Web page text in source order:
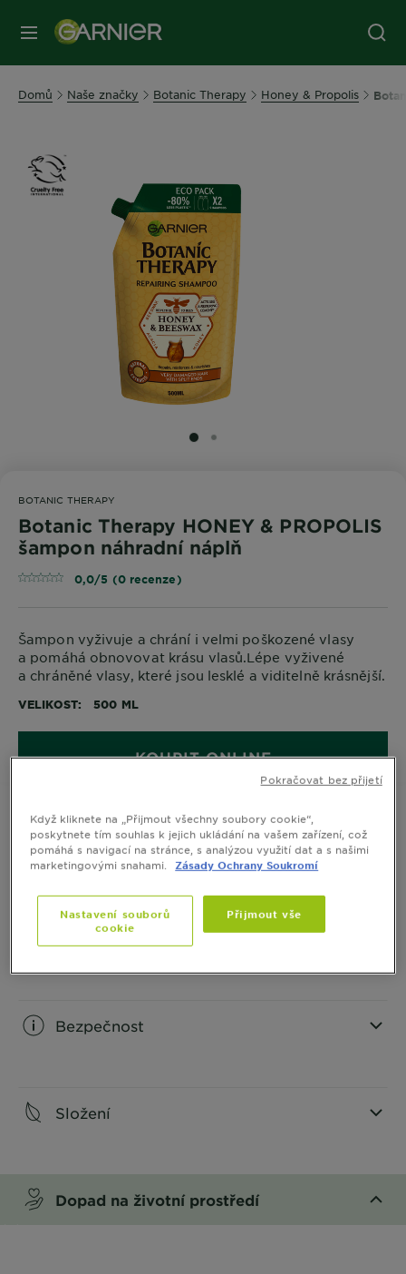
MENU
Domů Naše značky Botanic Therapy Honey & Propolis
SLIDE 1
SLIDE 2
BOTANIC THERAPY
Botanic Therapy HONEY & PROPOLIS
šampon náhradní náplň
0,0/5 (0 recenze)
Šampon vyživuje a chrání i velmi poškozené vlasy
a pomáhá obnovovat krásu vlasů.Lépe vyživené
a chráněné vlasy, které jsou lesklé a viditelně krásnější.
VELIKOST 500 ML
KOUPIT ONLINE
Informace o produktu
CLOSE SUBPANEL
Jak aplikovat
CLOSE SUBPANEL
Bezpečnost
Složení
Dopad na životní prostředí
Když kliknete na „Přijmout všechny soubory cookie“,
poskytnete tím souhlas k jejich ukládání na vašem zařízení, což
pomáhá s navigací na stránce, s analýzou využití dat a s našimi
marketingovými snahami.
Zásady Ochrany Soukromí
Nastavení souborů
cookie
Přijmout vše
Pokračovat bez přijetí